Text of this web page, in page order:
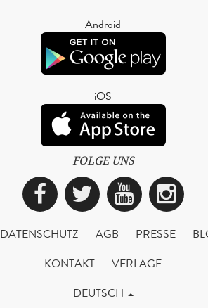
Android
iOS
FOLGE UNS
Facebook
Twitter
DATENSCHUTZ AGB PRESSE
KONTAKT
VERLAGE
DEUTSCH